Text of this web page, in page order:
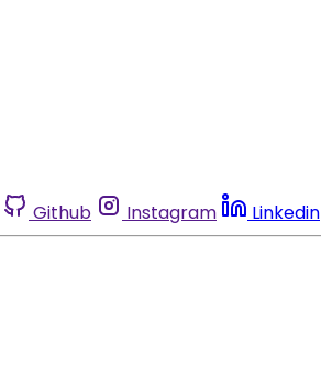
Github Instagram Linkedin